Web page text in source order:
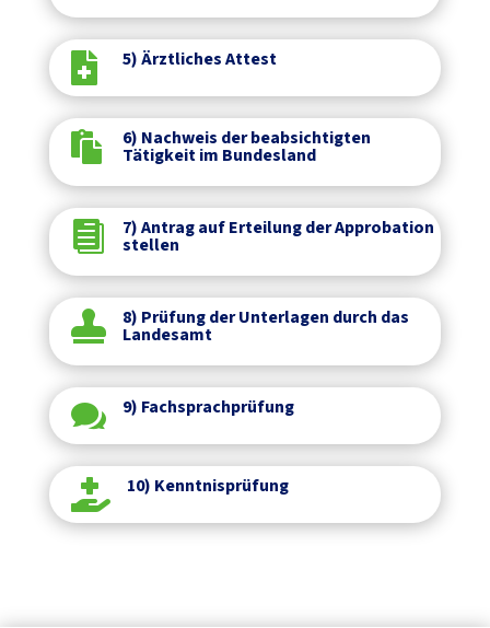
 5) Ärztliches Attest
 6) Nachweis der beabsichtigten
Tätigkeit im Bundesland
 7) Antrag auf Erteilung der Approbation
stellen
 8) Prüfung der Unterlagen durch das
Landesamt
 9) Fachsprachprüfung
 10) Kenntnisprüfung